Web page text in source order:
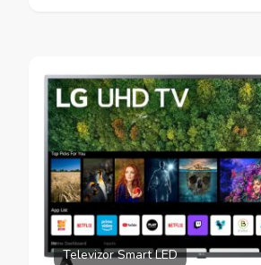
Televizor Smart LED